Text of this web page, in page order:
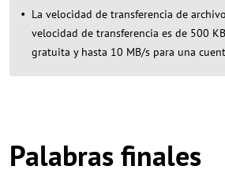
La velocidad de transferencia de
velocidad de transferencia es de 500
gratuita y hasta 10 MB/s para una
Palabras finales